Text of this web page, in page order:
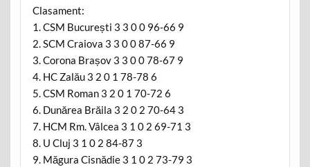
Clasament:
1. CSM București 3 3 0 0 96-66 9
2. SCM Craiova 3 3 0 0 87-66 9
3. Corona Brașov 3 3 0 0 78-67 9
4. HC Zalău 3 2 0 1 78-78 6
5. CSM Roman 3 2 0 1 70-72 6
6. Dunărea Brăila 3 2 0 2 70-64 3
7. HCM Rm. Vâlcea 3 1 0 2 69-71 3
8. U Cluj 3 1 0 2 84-87 3
9. Măgura Cisnădie 3 1 0 2 73-79 3